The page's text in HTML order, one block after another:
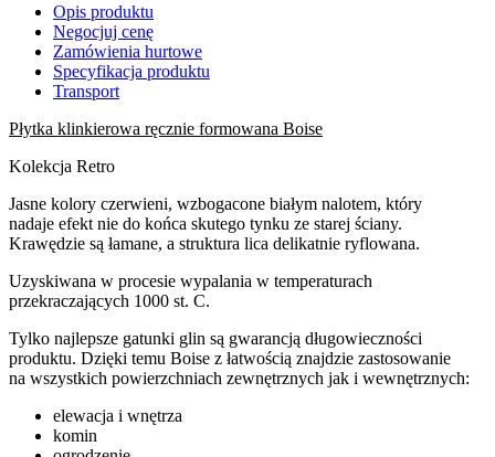
Opis produktu
Negocjuj cenę
Zamówienia hurtowe
Specyfikacja produktu
Transport
Płytka klinkierowa ręcznie formowana Boise
Kolekcja Retro
Jasne kolory czerwieni, wzbogacone białym nalotem, który
nadaje efekt nie do końca skutego tynku ze starej ściany.
Krawędzie są łamane, a struktura lica delikatnie ryflowana.
Uzyskiwana w procesie wypalania w temperaturach
przekraczających 1000 st. C.
Tylko najlepsze gatunki glin są gwarancją długowieczności
produktu. Dzięki temu Boise z łatwością znajdzie zastosowanie
na wszystkich powierzchniach zewnętrznych jak i wewnętrznych:
elewacja i wnętrza
komin